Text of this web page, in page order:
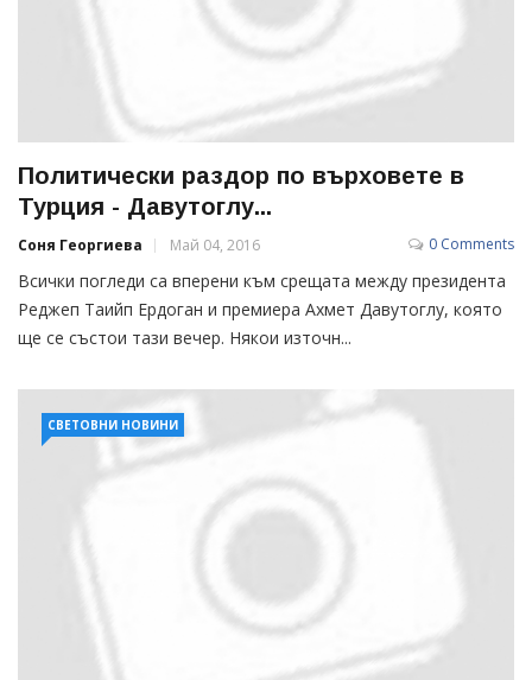
Политически раздор по върховете в
Турция - Давутоглу...
Соня Георгиева Май 04, 2016 0 Comments
Всички погледи са вперени към срещата между президента
Реджеп Таийп Ердоган и премиера Ахмет Давутоглу, която
ще се състои тази вечер. Някои източн...
СВЕТОВНИ НОВИНИ